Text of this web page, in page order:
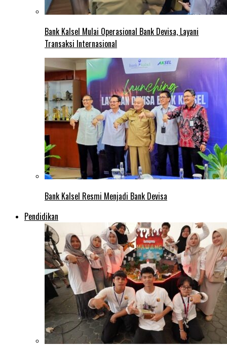
Bank Kalsel Mulai Operasional Bank Devisa, Layani
Transaksi Internasional
Bank Kalsel Resmi Menjadi Bank Devisa
Pendidikan